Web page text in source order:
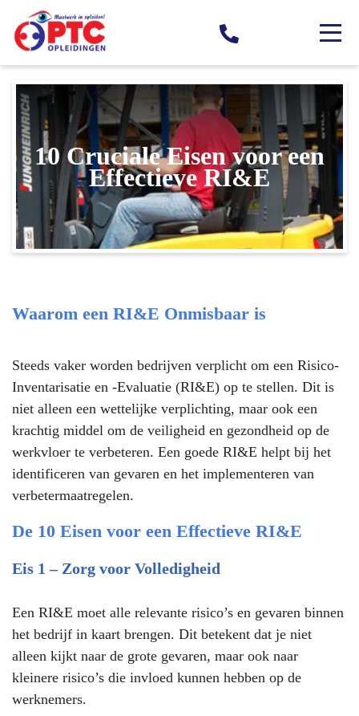
10 Cruciale Eisen voor een
Effectieve RI&E
Waarom een RI&E Onmisbaar is
Steeds vaker worden bedrijven verplicht om een Risico-
Inventarisatie en -Evaluatie (RI&E) op te stellen. Dit is
niet alleen een wettelijke verplichting, maar ook een
krachtig middel om de veiligheid en gezondheid op de
werkvloer te verbeteren. Een goede RI&E helpt bij het
identificeren van gevaren en het implementeren van
verbetermaatregelen.
De 10 Eisen voor een Effectieve RI&E
Eis 1 – Zorg voor Volledigheid
Een RI&E moet alle relevante risico’s en gevaren binnen
het bedrijf in kaart brengen. Dit betekent dat je niet
alleen kijkt naar de grote gevaren, maar ook naar
kleinere risico’s die invloed kunnen hebben op de
werknemers.